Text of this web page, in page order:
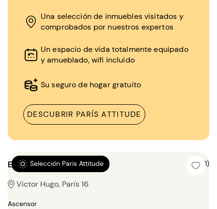
Una selección de inmuebles visitados y
comprobados por nuestros expertos
Un espacio de vida totalmente equipado
y amueblado, wifi incluido
Su seguro de hogar gratuito
DESCUBRIR PARÍS ATTITUDE
Selección Paris Attitude
Estudio 25m² 5 (1)
Victor Hugo, París 16
Ascensor